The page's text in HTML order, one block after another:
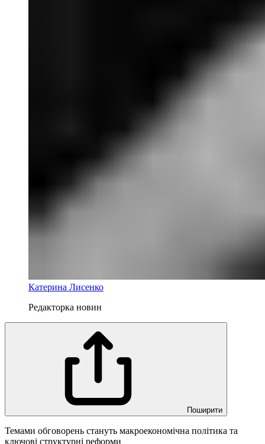
Катерина Лисенко
Редакторка новин
Поширити
Темами обговорень стануть макроекономічна політика та
ключові структурні реформи